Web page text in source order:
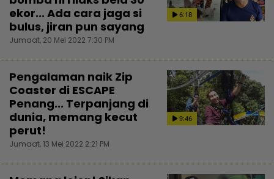
6:18
ekor... Ada cara jaga si
bulus, jiran pun sayang
Jumaat, 20 Mei 2022 7:30 PM
9:46
Pengalaman naik Zip
Coaster di ESCAPE
Penang... Terpanjang di
dunia, memang kecut
perut!
Jumaat, 13 Mei 2022 2:21 PM